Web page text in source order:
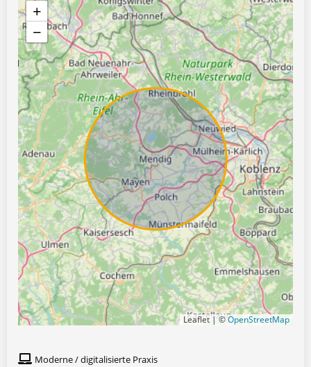
+
−
Leaflet | ©OpenStreetMap
Moderne / digitalisierte Praxis